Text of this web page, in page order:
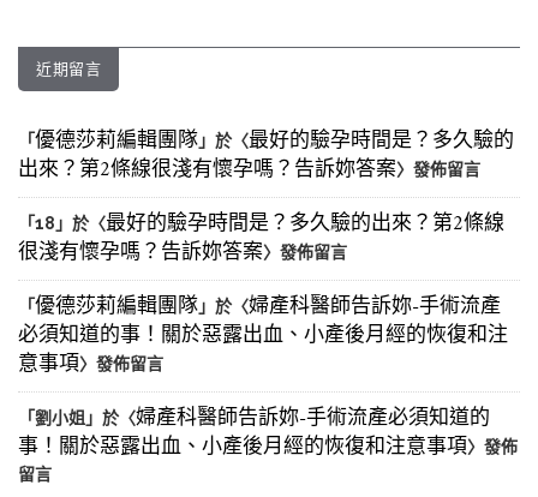
近期留言
「優德莎莉編輯團隊」於〈最好的驗孕時間是？多久驗的
出來？第2條線很淺有懷孕嗎？告訴妳答案〉發佈留言
「18 」於〈最好的驗孕時間是？多久驗的出來？第2條線
很淺有懷孕嗎？告訴妳答案〉發佈留言
「優德莎莉編輯團隊」於〈婦產科醫師告訴妳-手術流產
必須知道的事！關於惡露出血、小產後月經的恢復和注
意事項〉發佈留言
「劉小姐 」於〈婦產科醫師告訴妳-手術流產必須知道的
事！關於惡露出血、小產後月經的恢復和注意事項〉發佈
留言